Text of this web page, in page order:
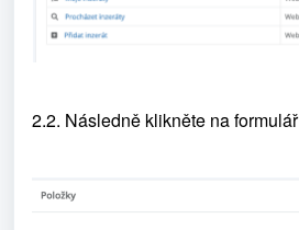
2.2. Následně klikněte na formulář